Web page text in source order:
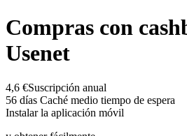
Compras con
Usenet
4,6 €Suscripción anual
56 días Caché medio tiempo de espera
Instalar la aplicación móvil